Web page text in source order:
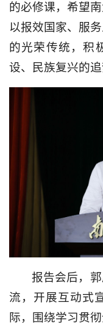
的必修课，希望
以报效国家、服
的光荣传统，积
设、民族复兴的追
报告会后，
流，开展互动式
际，围绕学习贯